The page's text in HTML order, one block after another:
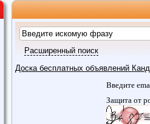
Расширенный поиск
Доска бесплатных объявлений
Введите
Защита от